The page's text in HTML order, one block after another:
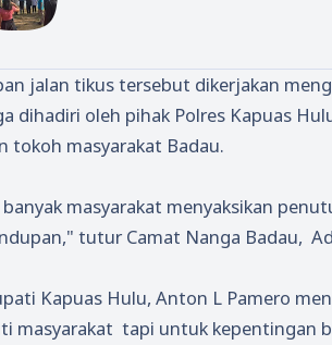
jalan tikus tersebut dikerjakan
dihadiri oleh pihak Polres Kapuas
tokoh masyarakat Badau.
masyarakat menyaksikan
tutur Camat Nanga Badau,
Kapuas Hulu, Anton L Pamero
masyarakat tapi untuk kepentingan